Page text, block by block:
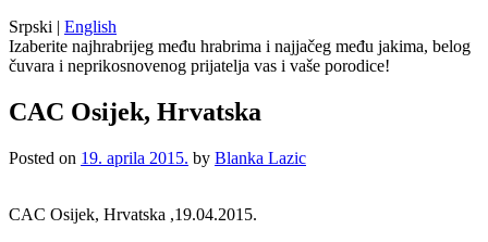
Srpski | English
Izaberite najhrabrijeg među hrabrima i najjačeg među jakima, belog
čuvara i neprikosnovenog prijatelja vas i vaše porodice!
CAC Osijek, Hrvatska
Posted on 19. aprila 2015. by Blanka Lazic
CAC Osijek, Hrvatska ,19.04.2015.